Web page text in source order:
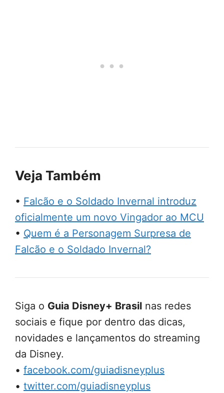
Veja Também
• Falcão e o Soldado Invernal introduz
oficialmente um novo Vingador ao MCU
• Quem é a Personagem Surpresa de
Falcão e o Soldado Invernal?
Siga o Guia Disney+ Brasil nas redes
sociais e fique por dentro das dicas,
novidades e lançamentos do streaming
da Disney.
• facebook.com/guiadisneyplus
• twitter.com/guiadisneyplus